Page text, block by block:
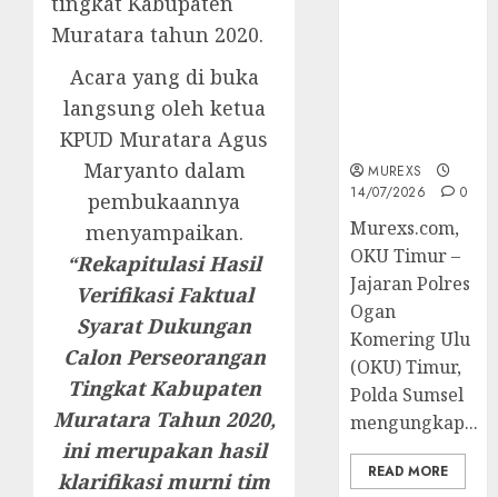
Muratara tahun 2020.
Acara yang di buka
langsung oleh ketua
KPUD Muratara Agus
Maryanto dalam
pembukaannya
menyampaikan.
“Rekapitulasi Hasil
Verifikasi Faktual
Syarat Dukungan
Calon Perseorangan
Tingkat Kabupaten
Muratara Tahun 2020,
ini merupakan hasil
klarifikasi murni tim
MUREXS
14/07/2026
0
Murexs.com,
OKU Timur –
Jajaran Polres
Ogan
Komering Ulu
(OKU) Timur,
Polda Sumsel
mengungkap...
READ MORE